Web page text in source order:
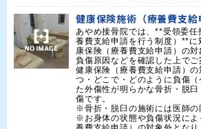
健康保険施術（療養費支給
あやめ接骨院では、**受領委
養費支給申請を行う制度）**に
康保険（療養費支給申請）の対
負傷原因などを確認した上でご
健康保険（療養費支給申請）
つ・どこで・どのように負傷
た外傷性が明らかな骨折・脱
傷です。
※骨折・脱臼の施術には医師の
※お身体の状態や負傷状況によ